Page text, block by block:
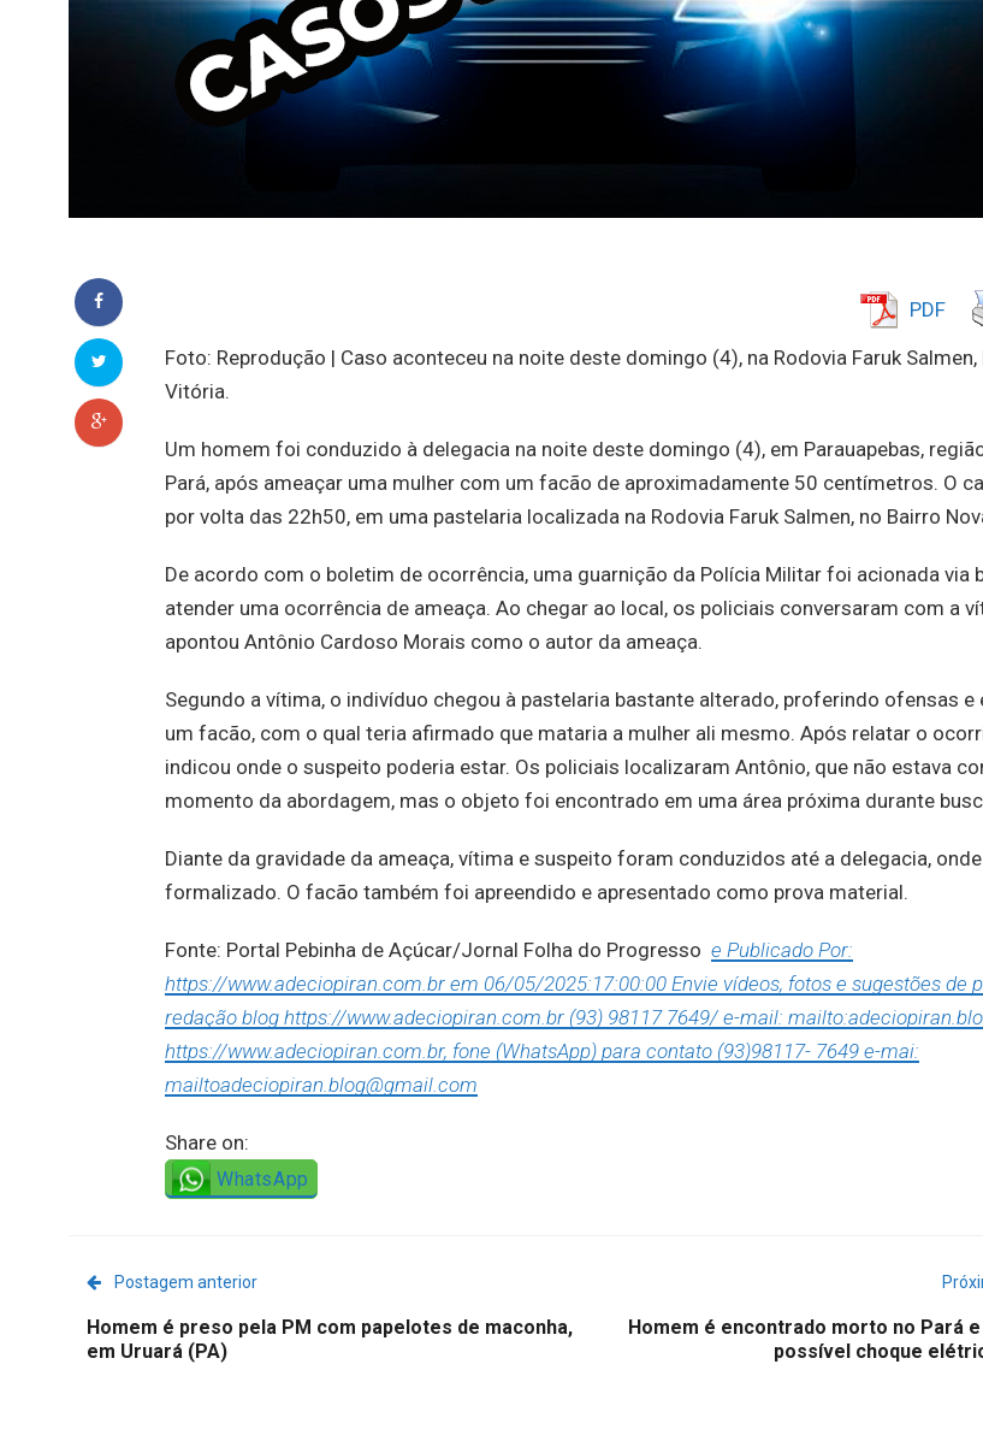
PDF
Foto: Reprodução | Caso aconteceu na noite deste domingo (4), na Rodovia Faruk Salmen,
Vitória.
Um homem foi conduzido à delegacia na noite deste domingo (4), em Parauapebas,
Pará, após ameaçar uma mulher com um facão de aproximadamente 50 centímetros. O
por volta das 22h50, em uma pastelaria localizada na Rodovia Faruk Salmen, no Bairro
De acordo com o boletim de ocorrência, uma guarnição da Polícia Militar foi acionada via
atender uma ocorrência de ameaça. Ao chegar ao local, os policiais conversaram com a
apontou Antônio Cardoso Morais como o autor da ameaça.
Segundo a vítima, o indivíduo chegou à pastelaria bastante alterado, proferindo ofensas e
um facão, com o qual teria afirmado que mataria a mulher ali mesmo. Após relatar o
indicou onde o suspeito poderia estar. Os policiais localizaram Antônio, que não estava
momento da abordagem, mas o objeto foi encontrado em uma área próxima durante
Diante da gravidade da ameaça, vítima e suspeito foram conduzidos até a delegacia,
formalizado. O facão também foi apreendido e apresentado como prova material.
Fonte: Portal Pebinha de Açúcar/Jornal Folha do Progresso e Publicado Por:
https://www.adeciopiran.com.br em 06/05/2025:17:00:00 Envie vídeos, fotos e sugestões de
redação blog https://www.adeciopiran.com.br (93) 98117 7649/ e-mail:
https://www.adeciopiran.com.br, fone (WhatsApp) para contato (93)98117- 7649 e-mai:
mailtoadeciopiran.blog@gmail.com
Share on:
WhatsApp
Postagem anterior
Homem é preso pela PM com papelotes de maconha,
em Uruará (PA)
Homem é encontrado morto no Pará
possível choque